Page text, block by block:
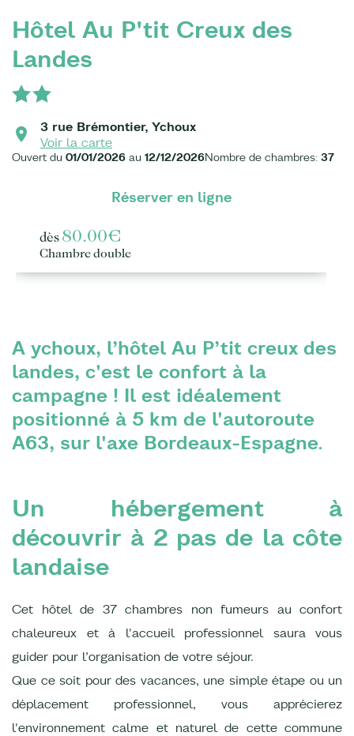
Hôtel Au P'tit Creux des
Landes
3 rue Brémontier, Ychoux
Voir la carte
Ouvert du 01/01/2026 au 12/12/2026Nombre de chambres: 37
Réserver en ligne
dès 80.00€
Chambre double
A ychoux, l’hôtel Au P’tit creux des
landes, c'est le confort à la
campagne ! Il est idéalement
positionné à 5 km de l'autoroute
A63, sur l'axe Bordeaux-Espagne.
Un hébergement à
découvrir à 2 pas de la côte
landaise
Cet hôtel de 37 chambres non fumeurs au confort
chaleureux et à l'accueil professionnel saura vous
guider pour l’organisation de votre séjour.
Que ce soit pour des vacances, une simple étape ou un
déplacement professionnel, vous apprécierez
l'environnement calme et naturel de cette commune